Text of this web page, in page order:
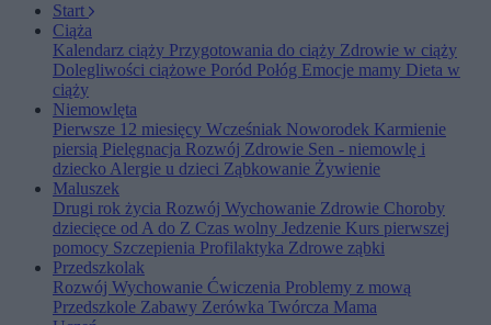
Start
Ciąża
Kalendarz ciąży Przygotowania do ciąży Zdrowie w ciąży
Dolegliwości ciążowe Poród Połóg Emocje mamy Dieta w
ciąży
Niemowlęta
Pierwsze 12 miesięcy Wcześniak Noworodek Karmienie
piersią Pielęgnacja Rozwój Zdrowie Sen - niemowlę i
dziecko Alergie u dzieci Ząbkowanie Żywienie
Maluszek
Drugi rok życia Rozwój Wychowanie Zdrowie Choroby
dziecięce od A do Z Czas wolny Jedzenie Kurs pierwszej
pomocy Szczepienia Profilaktyka Zdrowe ząbki
Przedszkolak
Rozwój Wychowanie Ćwiczenia Problemy z mową
Przedszkole Zabawy Zerówka Twórcza Mama